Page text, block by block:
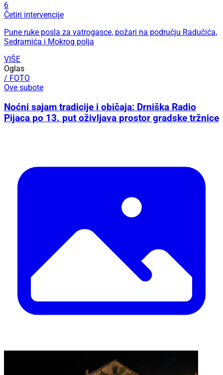
6
Četiri intervencije
Pune ruke posla za vatrogasce, požari na području Radučića,
Sedramića i Mokrog polja
VIŠE
Oglas
/ FOTO
Ove subote
Noćni sajam tradicije i običaja: Drniška Radio
Pijaca po 13. put oživljava prostor gradske tržnice